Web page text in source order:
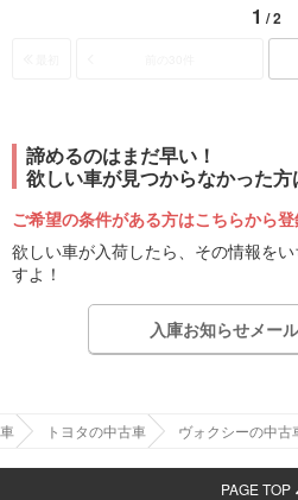
1 / 2
諦めるのはまだ早い！
欲しい車が見つからなかった
ご希望の条件がある方はこちらから登
欲しい車が入荷したら、その情報を
すよ！
入庫お知らせメー
トヨタの中古車 ヴォクシーの中古
PAGE TOP